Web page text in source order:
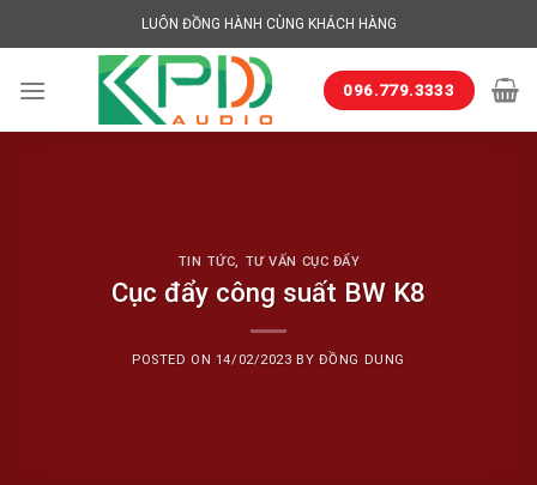
to
LUÔN ĐỒNG HÀNH CÙNG KHÁCH HÀNG
096.779.3333
TIN TỨC, TƯ VẤN CỤC ĐẨY
Cục đẩy công suất BW K8
POSTED ON 14/02/2023 BY ĐỒNG DUNG